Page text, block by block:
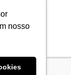
nosso